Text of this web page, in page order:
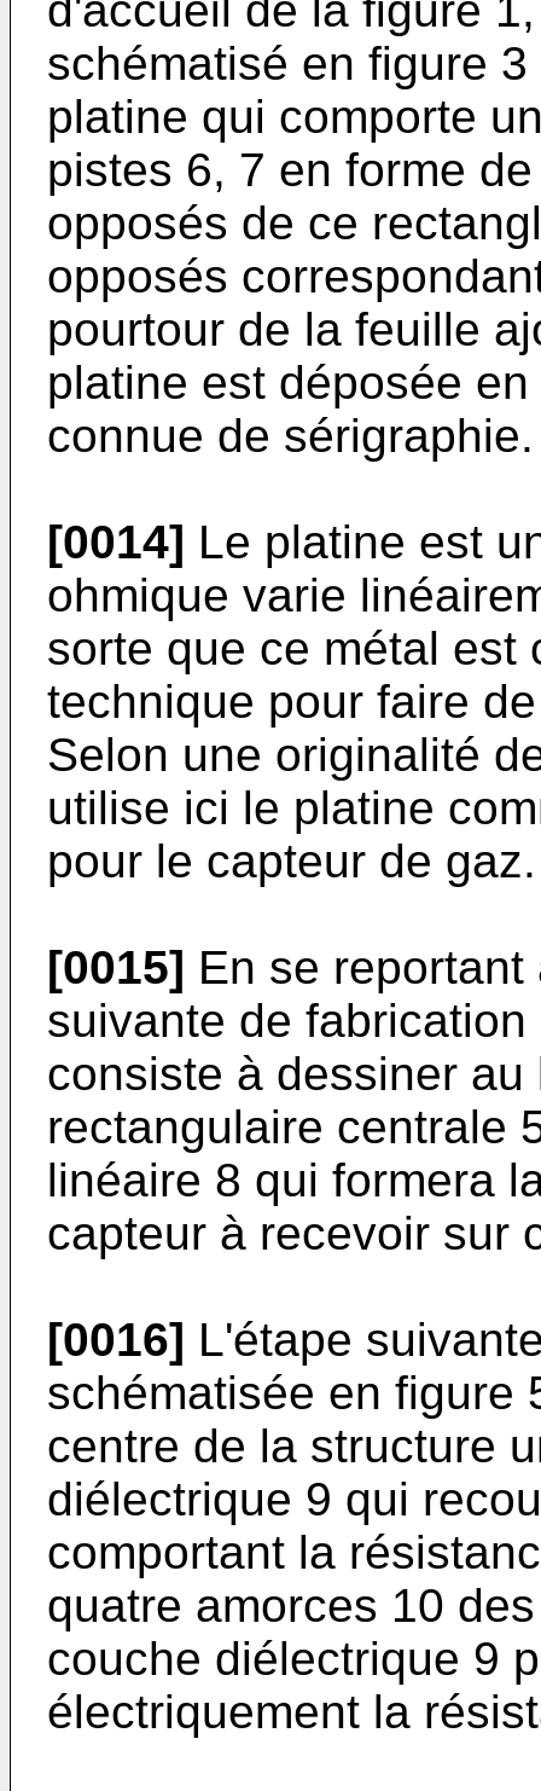
schématisé en figure
platine qui comporte
pistes 6, 7 en forme
opposés de ce
opposés
pourtour de la feuille
platine est déposée
connue de sérigraphie.
[0014] Le platine est
ohmique varie
sorte que ce métal est
technique pour faire
Selon une originalité
utilise ici le platine
pour le capteur de gaz.
[0015] En se
suivante de
consiste à dessiner
rectangulaire centrale
linéaire 8 qui formera
capteur à recevoir sur
[0016] L'étape
schématisée en figure
centre de la structure
diélectrique 9 qui
comportant la
quatre amorces 10
couche diélectrique 9
électriquement la